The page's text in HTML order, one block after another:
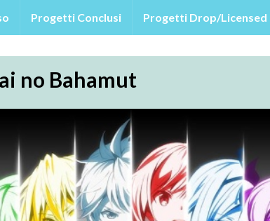
Progetti Conclusi Progetti Drop/Licensed
no Bahamut